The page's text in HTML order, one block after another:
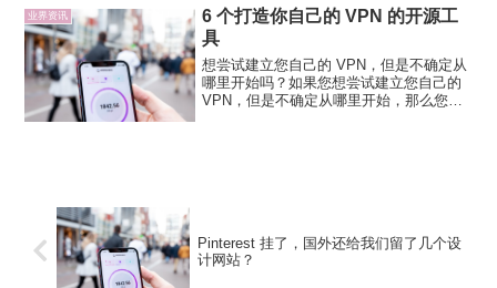
式。 SSR（全称Sh...
业界资讯
6 个打造你自己的 VPN 的开源工
具
想尝试建立您自己的 VPN，但是不确定从
哪里开始吗？如果您想尝试建立您自己的
VPN，但是不确定从哪里开始，那么您来
Pinterest 挂了，国外还给我们留了几个设
计网站？